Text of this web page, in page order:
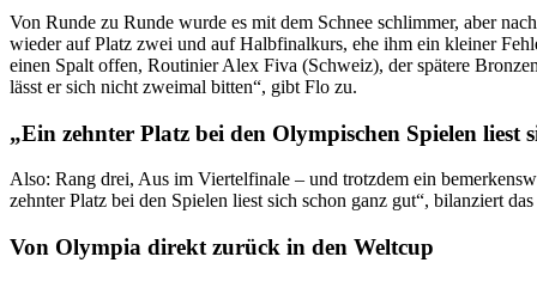
Von Runde zu Runde wurde es mit dem Schnee schlimmer, aber
wieder auf Platz zwei und auf Halbfinalkurs, ehe ihm ein kleiner
einen Spalt offen, Routinier Alex Fiva (Schweiz), der spätere
lässt er sich nicht zweimal bitten“, gibt Flo zu.
„Ein zehnter Platz bei den Olympischen Spielen liest
Also: Rang drei, Aus im Viertelfinale – und trotzdem ein
zehnter Platz bei den Spielen liest sich schon ganz gut“, bilanziert
Von Olympia direkt zurück in den Weltcup